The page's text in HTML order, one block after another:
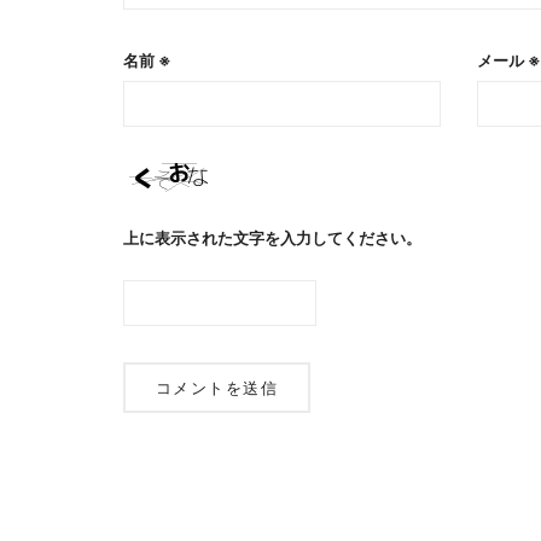
名前 ※ メール※
上に表示された文字を入力してください。